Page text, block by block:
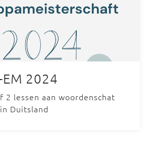
2024
2 lessen aan woordenschat
Duitsland